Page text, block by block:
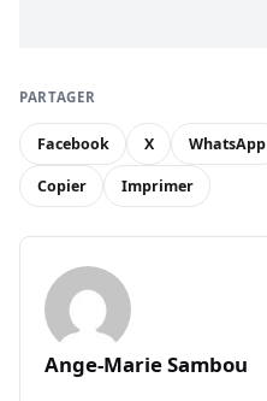
PARTAGER
Facebook X WhatsApp
Copier Imprimer
Ange-Marie Sambou